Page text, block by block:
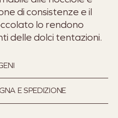
di consistenze e il
lo rendono
delle dolci tentazioni.
E SPEDIZIONE